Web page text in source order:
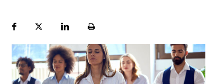
FacebookPlattformLinekdInSeite